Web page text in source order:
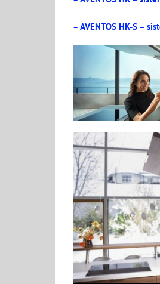
– AVENTOS HK-S –